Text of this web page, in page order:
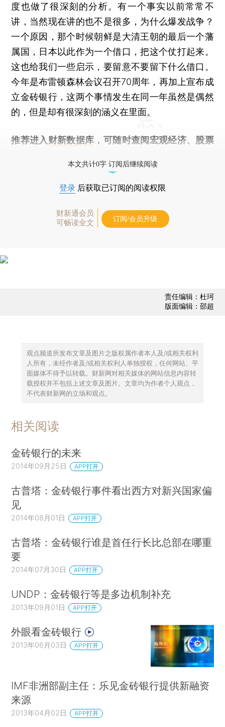
度也做了很深刻的分析。有一个事实以前常常不
讲，当然现在讲的也不是很多，为什么爆发战争？
一个原因，那个时候朝鲜是大清王朝的最后一个藩
属国，日本以此作为一个借口，把这个仗打起来。
这也给我们一些启示，要留意不要留下什么借口。
今年是布雷顿森林会议召开70周年，再加上宣布成
立金砖银行，这两个事情发生在同一年虽然是偶然
的，但是却有很深刻的涵义在里面。
推荐进入 财新数据库 ，可随时查阅宏观经济、股票
本文共计0字 订阅后继续阅读
登录 后获取已订阅的阅读权限
财新通会员
可畅读全文
订阅/会员升级
责任编辑：杜珂
版面编辑：邵超
观点频道所发布文章及图片之版权属作者本人及/或相关权利
人所有，未经作者及/或相关权利人单独授权，任何网站、平
面媒体不得予以转载。财新网对相关媒体的网站信息内容转
载授权并不包括上述文章及图片。文章均为作者个人观点，
不代表财新网的立场和观点。
相关阅读
金砖银行的未来
2014年09月25日 APP打开
古普塔：金砖银行事件看出西方对新兴国家偏
见
2014年08月01日 APP打开
古普塔：金砖银行谁是首任行长比总部在哪重
要
2014年07月30日 APP打开
UNDP：金砖银行等是多边机制补充
2013年09月01日 APP打开
外眼看金砖银行
2013年06月03日 APP打开
IMF非洲部副主任：乐见金砖银行提供新融资
来源
2013年04月02日 APP打开